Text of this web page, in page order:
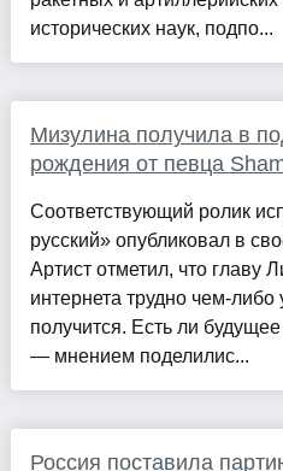
исторических наук, подпо...
Мизулина получила в
рождения от певца
Соответствующий ролик
русский» опубликовал в
Артист отметил, что главу
интернета трудно чем-либо
получится. Есть ли
— мнением поделилис...
Россия поставила